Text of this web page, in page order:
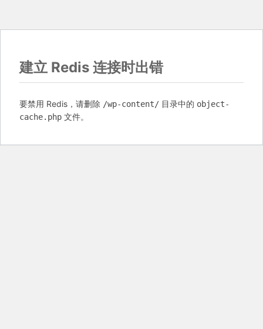
建立 Redis 连接时出错
要禁用 Redis，请删除 /wp-content/ 目录中的 object-
cache.php 文件。